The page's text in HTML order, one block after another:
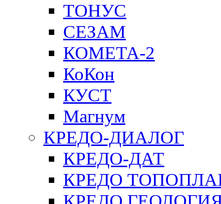
ТОНУС
СЕЗАМ
КОМЕТА-2
КоКон
КУСТ
Магнум
КРЕДО-ДИАЛОГ
КРЕДО-ДАТ
КРЕДО